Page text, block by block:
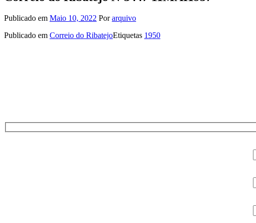
Publicado em Maio 10, 2022 Porarquivo
Publicado em Correio do RibatejoEtiquetas 1950